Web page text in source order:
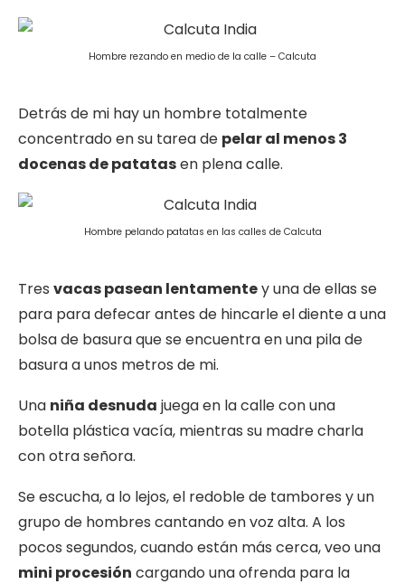
Hombre rezando en medio de la calle – Calcuta
Detrás de mi hay un hombre totalmente
concentrado en su tarea de pelar al menos 3
docenas de patatasen plena calle.
Hombre pelando patatas en las calles de Calcuta
Tres vacas pasean lentamentey una de ellas se
para para defecar antes de hincarle el diente a una
bolsa de basura que se encuentra en una pila de
basura a unos metros de mi.
Una niña desnuda juega en la calle con una
botella plástica vacía, mientras su madre charla
con otra señora.
Se escucha, a lo lejos, el redoble de tambores y un
grupo de hombres cantando en voz alta. A los
pocos segundos, cuando están más cerca, veo una
mini procesión cargando una ofrenda para la